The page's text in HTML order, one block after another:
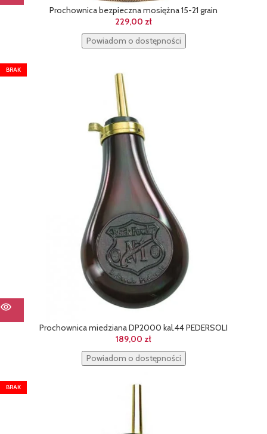
Prochownica bezpieczna mosiężna 15-21 grain
229,00 zł
Powiadom o dostępności
BRAK
Prochownica miedziana DP2000 kal.44 PEDERSOLI
189,00 zł
Powiadom o dostępności
BRAK